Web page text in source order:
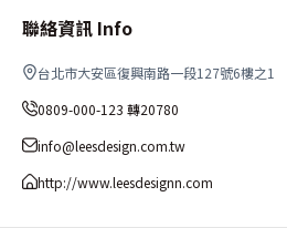
聯絡資訊 Info
台北市大安區復興南路一段127號6樓之1
0809-000-123 轉20780
info@leesdesign.com.tw
http://www.leesdesignn.com